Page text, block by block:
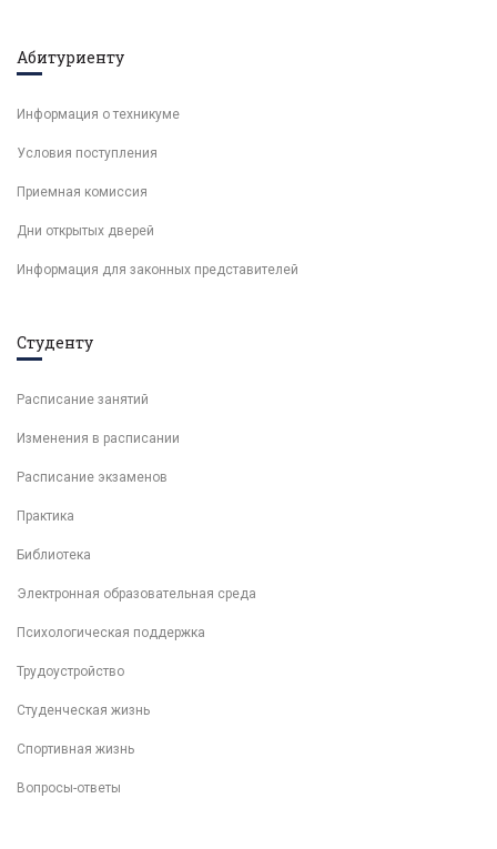
Абитуриенту
Информация о техникуме
Условия поступления
Приемная комиссия
Дни открытых дверей
Информация для законных представителей
Студенту
Расписание занятий
Изменения в расписании
Расписание экзаменов
Практика
Библиотека
Электронная образовательная среда
Психологическая поддержка
Трудоустройство
Студенческая жизнь
Спортивная жизнь
Вопросы-ответы